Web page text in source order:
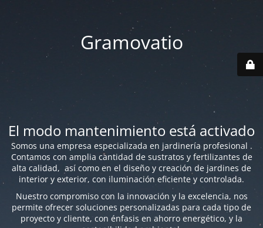
Gramovatio
El modo mantenimiento está activado
Somos una empresa especializada en jardinería profesional .
Contamos con amplia cantidad de sustratos y fertilizantes de
alta calidad, así como en el diseño y creación de jardines de
interior y exterior, con iluminación eficiente y controlada.
Nuestro compromiso con la innovación y la excelencia, nos
permite ofrecer soluciones personalizadas para cada tipo de
proyecto y cliente, con énfasis en ahorro energético, y la